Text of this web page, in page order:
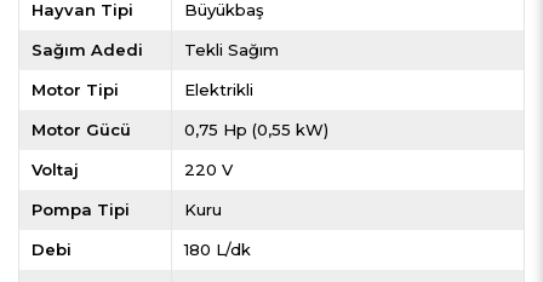
Hayvan Tipi Büyükbaş
Sağım Adedi Tekli Sağım
Motor Tipi Elektrikli
Motor Gücü 0,75 Hp (0,55 kW)
Voltaj 220 V
Pompa Tipi Kuru
Debi 180 L/dk